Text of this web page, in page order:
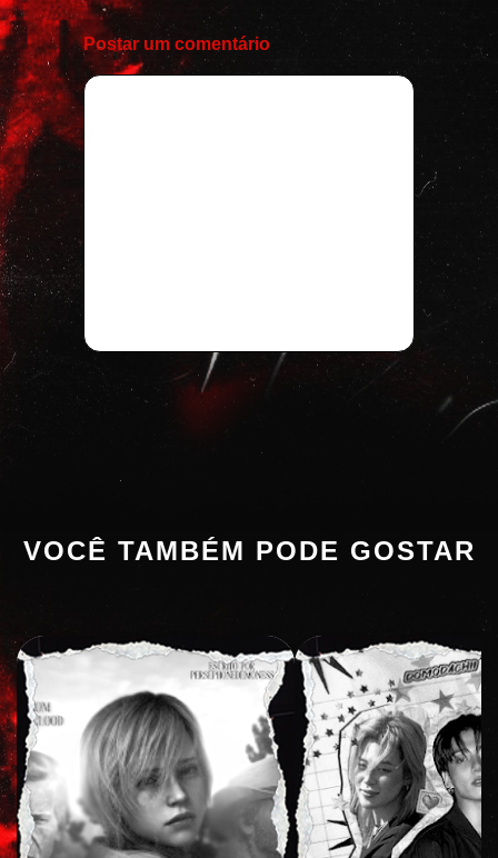
Postar um comentário
VOCÊ TAMBÉM PODE GOSTAR